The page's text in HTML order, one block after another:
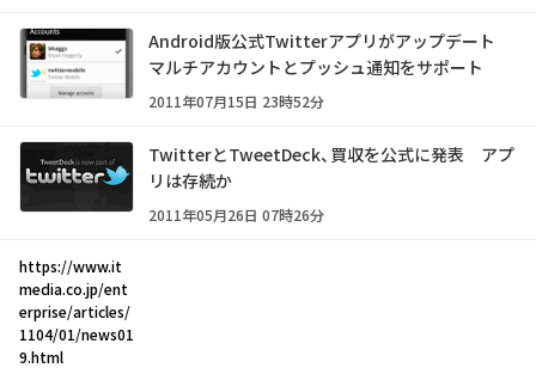
Android版公式Twitterアプリがアップデート
マルチアカウントとプッシュ通知をサポート
2011年07月15日 23時52分
TwitterとTweetDeck、買収を公式に発表 アプ
リは存続か
2011年05月26日 07時26分
https://www.it
media.co.jp/ent
erprise/articles/
1104/01/news01
9.html